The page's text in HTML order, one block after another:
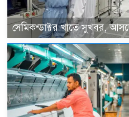
সেমিকন্ডাক্টর খাতে সুখবর,